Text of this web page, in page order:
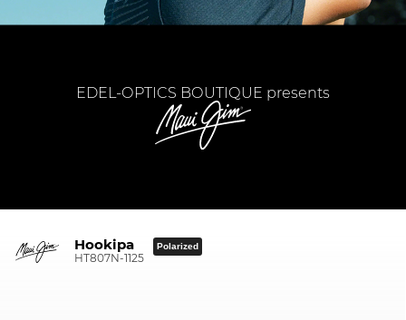
EDEL-OPTICS BOUTIQUE presents
Hookipa
HT807N-1125
Polarized